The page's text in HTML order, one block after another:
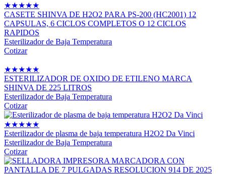
★★★★★
CASETE SHINVA DE H2O2 PARA PS-200 (HC2001) 12
CAPSULAS, 6 CICLOS COMPLETOS O 12 CICLOS
RAPIDOS
Esterilizador de Baja Temperatura
Cotizar
★★★★★
ESTERILIZADOR DE OXIDO DE ETILENO MARCA
SHINVA DE 225 LITROS
Esterilizador de Baja Temperatura
Cotizar
★★★★★
Esterilizador de plasma de baja temperatura H2O2 Da Vinci
Esterilizador de Baja Temperatura
Cotizar